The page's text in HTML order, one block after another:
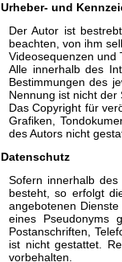
Urheber- und
Der Autor ist
beachten, von ihm
Videosequenzen und
Alle innerhalb des
Bestimmungen des
Nennung ist nicht der
Das Copyright für
Grafiken,
des Autors nicht
Datenschutz
Sofern innerhalb
besteht, so erfolgt
angebotenen
eines Pseudonyms
Postanschriften,
ist nicht gestattet.
vorbehalten.